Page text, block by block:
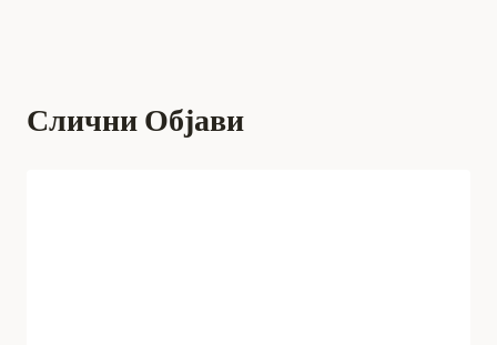
Слични Објави